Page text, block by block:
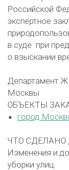
Российской
экспертное
в суде при
о взыскании
Департамент
Москвы
ОБЪЕКТЫ
город
ЧТО СДЕЛАНО
Изменения и
уборки улиц.